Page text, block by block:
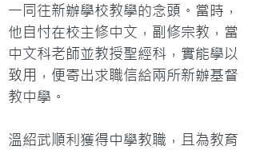
一同往新辦學校教學的念頭。當時，
他自忖在校主修中文，副修宗教，當
中文科老師並教授聖經科，實能學以
致用，便寄出求職信給兩所新辦基督
教中學。
溫紹武順利獲得中學教職，且為教育